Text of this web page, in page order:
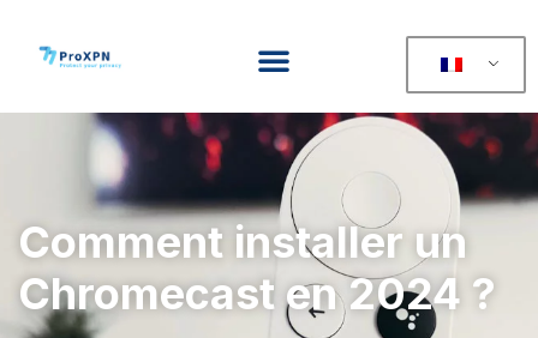
Comment installer un
Chromecast en 2024 ?